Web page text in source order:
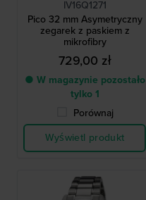
IV16Q1271
Pico 32 mm Asymetryczny
zegarek z paskiem z
mikrofibry
729,00 zł
● W magazynie pozostało
tylko 1
Porównaj
Wyświetl produkt